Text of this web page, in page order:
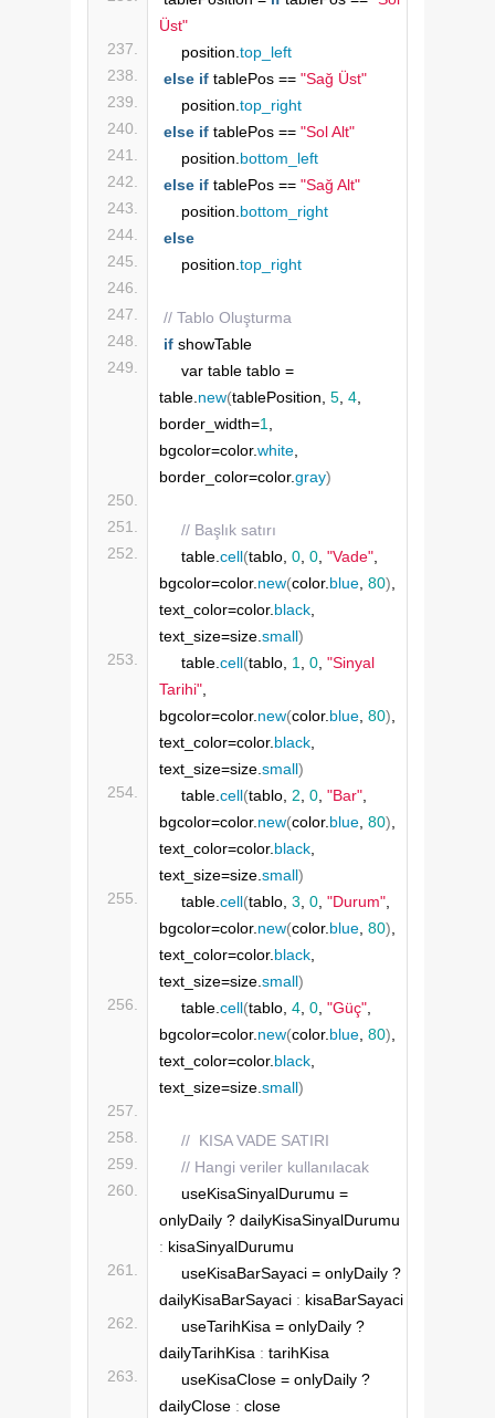
Üst"
    position.
top_left
else if tablePos == "Sağ Üst"
    position.
top_right
else if tablePos == "Sol Alt"
    position.
bottom_left
else if tablePos == "Sağ Alt"
    position.
bottom_right
else
    position.
top_right
// Tablo Oluşturma
if showTable
    var table tablo =
table.new(tablePosition, 5, 4,
border_width=1,
bgcolor=color.white,
border_color=color.gray)
// Başlık satırı
    table.
cell(tablo, 0, 0, "Vade",
bgcolor=color.new(color.blue, 80),
text_color=color.black,
text_size=size.small)
    table.
cell(tablo, 1, 0, "Sinyal
Tarihi",
bgcolor=color.new(color.blue, 80),
text_color=color.black,
text_size=size.small)
    table.
cell(tablo, 2, 0, "Bar",
bgcolor=color.new(color.blue, 80),
text_color=color.black,
text_size=size.small)
    table.
cell(tablo, 3, 0, "Durum",
bgcolor=color.new(color.blue, 80),
text_color=color.black,
text_size=size.small)
    table.
cell(tablo, 4, 0, "Güç",
bgcolor=color.new(color.blue, 80),
text_color=color.black,
text_size=size.small)
//  KISA VADE SATIRI
// Hangi veriler kullanılacak
    useKisaSinyalDurumu =
: kisaSinyalDurumu
    useKisaBarSayaci = onlyDaily ?
dailyKisaBarSayaci : kisaBarSayaci
    useTarihKisa = onlyDaily ?
dailyTarihKisa : tarihKisa
    useKisaClose = onlyDaily ?
dailyClose : close